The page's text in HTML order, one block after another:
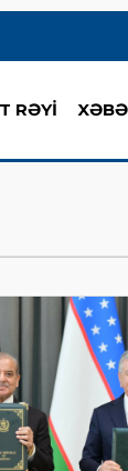
RƏYİ